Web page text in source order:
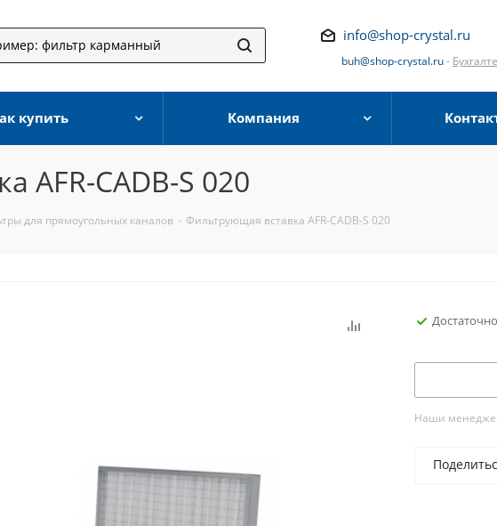
info@shop-crystal.ru
buh@shop-crystal.ru-
купить Компания
AFR-CADB-S 020
для прямоугольных каналов - Фильтрующая вставка AFR-CADB-S 020
Достаточно
Наши